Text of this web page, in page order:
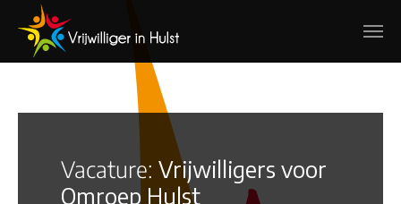
Spring naar hoofd-inhoud
Vacature: Vrijwilligers voor
Omroep Hulst